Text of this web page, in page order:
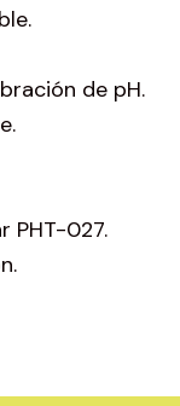
de pH.
PHT-027.